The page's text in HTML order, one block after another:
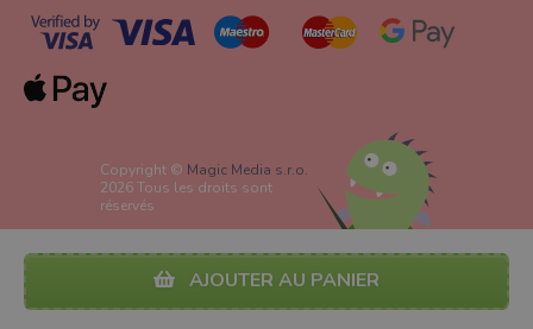
AJOUTER AU PANIER
Copyright © Magic Media s.r.o.
2026 Tous les droits sont
réservés